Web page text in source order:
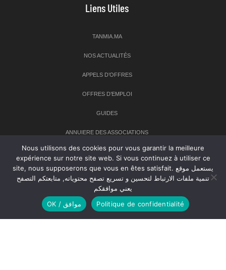
Liens Utiles
TANMIA.MA
NOS ACTUALITÉS
APPELS D’OFFRES
OFFRES D’EMPLOI
GUIDES
ANNUIERE DES ASSOCIATIONS
Newsletter
Inscrivez-vous à notre newsletter pour recevoir les dernières
nouvelles sur TANMIA
Nous utilisons des cookies pour vous garantir la meilleure
expérience sur notre site web. Si vous continuez à utiliser ce
site, nous supposerons que vous en êtes satisfait. يستعمل موقع
تنمية ملفات الارتباط لتحسين و تسريع تصفح محتوياته, متابعتكم التصفح
يعني موافقكم
OK / موافق
Politique de confidentialité